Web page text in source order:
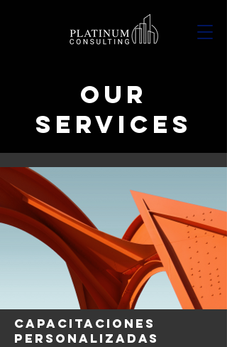
Our
Services
Capacitaciones
personalizadas